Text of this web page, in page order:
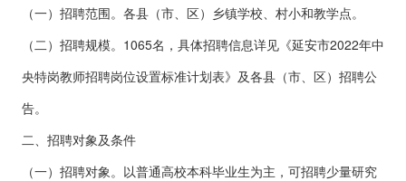
（一）招聘范围。各县（市、区）乡镇学校、村小和教学点。
（二）招聘规模。1065名，具体招聘信息详见《延安市2022年中
央特岗教师招聘岗位设置标准计划表》及各县（市、区）招聘公
告。
二、招聘对象及条件
（一）招聘对象。以普通高校本科毕业生为主，可招聘少量研究